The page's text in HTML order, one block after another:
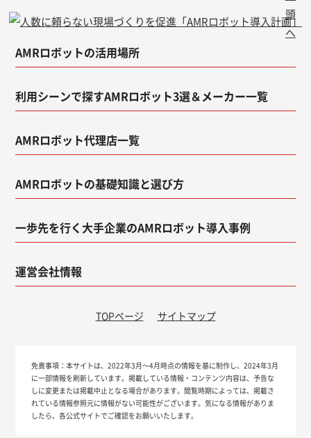
AMRロボットの活用場所
利用シーンで探すAMRロボット3選＆メーカー一覧
AMRロボット代理店一覧
AMRロボットの基礎知識と選び方
一歩先を行く大手企業のAMRロボット導入事例
運営会社情報
TOPページ サイトマップ
免責事項： 本サイトは、2022年3月～4月時点の情報を基に制作し、2024年3月
に一部情報を刷新しています。掲載している情報・コンテンツ内容は、予告な
しに変更または掲載中止となる場合があります。閲覧時期によっては、掲載さ
れている情報参照元に情報がない可能性がございます。気になる情報がありま
したら、各公式サイトでご確認をお願いいたします。